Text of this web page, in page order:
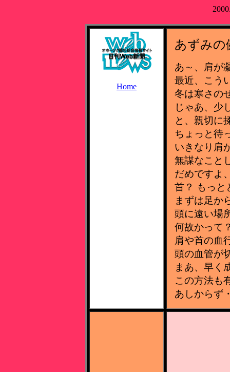
Home
あずみの
あ～、肩が
最近、こう
冬は寒さの
じゃあ、少
と、親切に
ちょっと待
いきなり肩
無謀なこと
だめですよ
首？ もっと
まずは足か
頭に遠い場
何故かって
肩や首の血
頭の血管が
まあ、早く
この方法も
あしからず